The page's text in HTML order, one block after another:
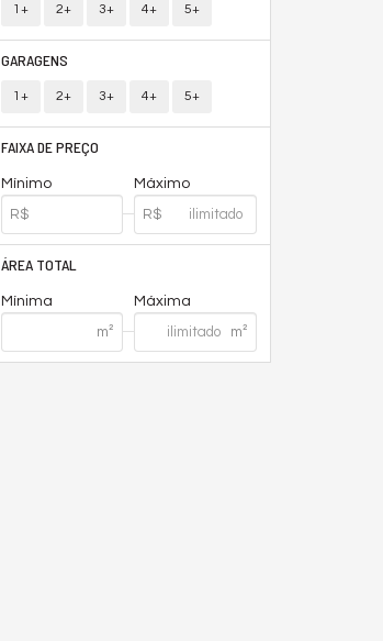
1+ 2+ 3+ 4+ 5+
GARAGENS
1+ 2+ 3+ 4+ 5+
FAIXA DE PREÇO
Mínimo Máximo
ÁREA TOTAL
Mínima Máxima